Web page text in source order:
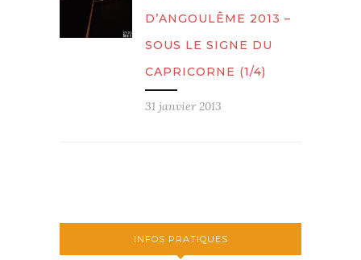
D’ANGOULÊME 2013 –
SOUS LE SIGNE DU
CAPRICORNE (1/4)
31 janvier 2013
INFOS PRATIQUES